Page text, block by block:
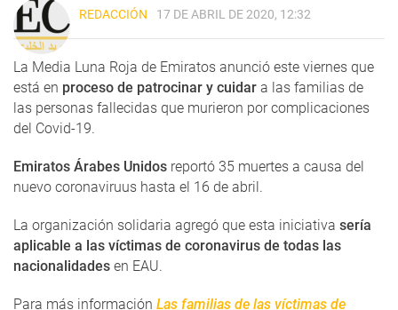
REDACCIÓN 17 DE ABRIL DE 2020, 12:32
La Media Luna Roja de Emiratos anunció este viernes que
está en proceso de patrocinar y cuidar a las familias de
las personas fallecidas que murieron por complicaciones
del Covid-19.
Emiratos Árabes Unidos reportó 35 muertes a causa del
nuevo coronaviruus hasta el 16 de abril.
La organización solidaria agregó que esta iniciativa sería
aplicable a las víctimas de coronavirus de todas las
nacionalidades en EAU.
Para más información Las familias de las víctimas de